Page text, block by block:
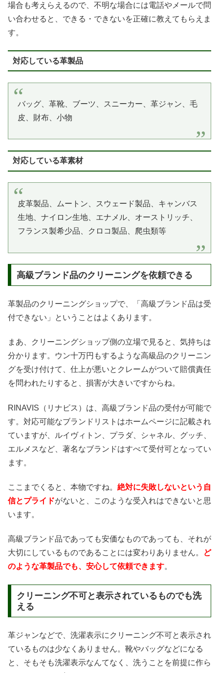
場合も考えらえるので、不明な場合には電話やメールで問
い合わせると、できる・できないを正確に教えてもらえま
す。
対応している革製品
バッグ、革靴、ブーツ、スニーカー、革ジャン、毛
皮、財布、小物
対応している革素材
皮革製品、ムートン、スウェード製品、キャンバス
生地、ナイロン生地、エナメル、オーストリッチ、
フランス製希少品、クロコ製品、爬虫類等
高級ブランド品のクリーニングを依頼できる
革製品のクリーニングショップで、「高級ブランド品は受
付できない」ということはよくあります。
まあ、クリーニングショップ側の立場で見ると、気持ちは
分かります。ウン十万円もするような高級品のクリーニン
グを受け付けて、仕上が悪いとクレームがついて賠償責任
を問われたりすると、損害が大きいですからね。
RINAVIS（リナビス）は、高級ブランド品の受付が可能で
す。対応可能なブランドリストはホームページに記載され
ていますが、ルイヴィトン、プラダ、シャネル、グッチ、
エルメスなど、著名なブランドはすべて受付可となってい
ます。
ここまでくると、本物ですね。 絶対に失敗しないという自
信とプライドがないと、このような受入れはできないと思
います。
高級ブランド品であっても安価なものであっても、それが
大切にしているものであることには変わりありません。
ど
のような革製品でも、安心して依頼できます。
クリーニング不可と表示されているものでも洗
える
革ジャンなどで、洗濯表示にクリーニング不可と表示され
ているものは少なくありません。靴やバッグなどになる
と、そもそも洗濯表示なんてなく、洗うことを前提に作ら